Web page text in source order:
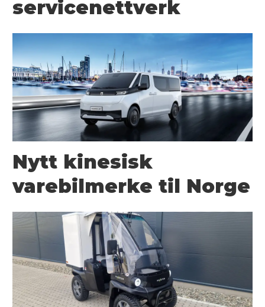
servicenettverk
Nytt kinesisk
varebilmerke til Norge